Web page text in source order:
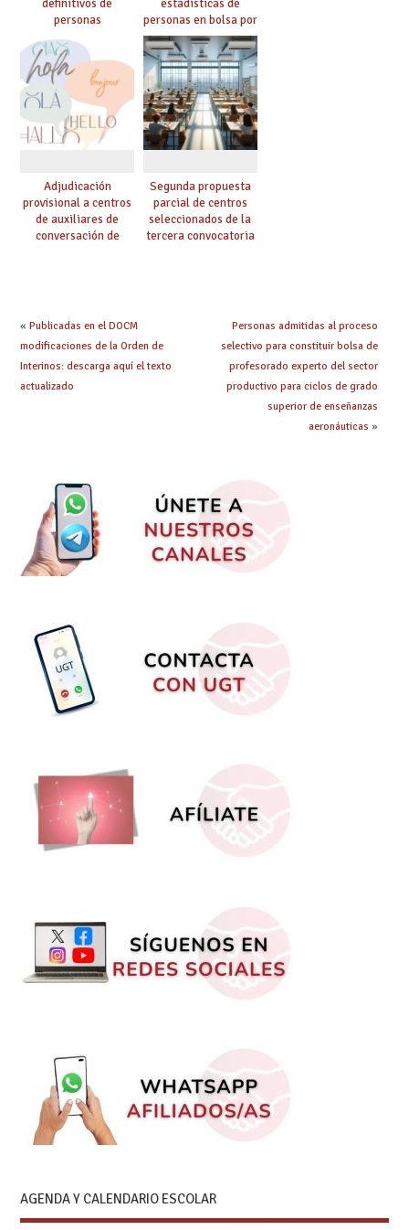
definitivos de
personas
seleccionadas. ¿Qué
hacer ahora si he
obtenido plaza?
estadísticas de
personas en bolsa por
cuerpo, especialidad
y tipo de bolsa para
el curso 26/27
Adjudicación
provisional a centros
de auxiliares de
conversación de
Segunda propuesta
parcial de centros
seleccionados de la
tercera convocatoria
« Publicadas en el DOCM
modificaciones de la Orden de
Interinos: descarga aquí el texto
actualizado
Personas admitidas al proceso
selectivo para constituir bolsa de
profesorado experto del sector
productivo para ciclos de grado
superior de enseñanzas
aeronáuticas »
AGENDA Y CALENDARIO ESCOLAR